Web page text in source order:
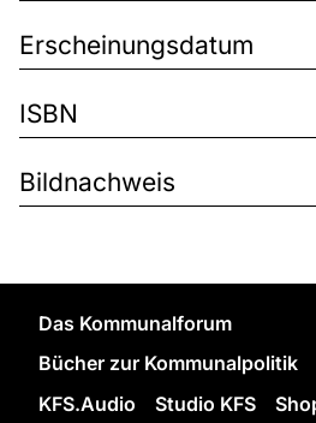
Erscheinungsdatum
ISBN
Bildnachweis
Das Kommunalforum
Bücher zur Kommunalpolitik
KFS.Audio
Studio KFS